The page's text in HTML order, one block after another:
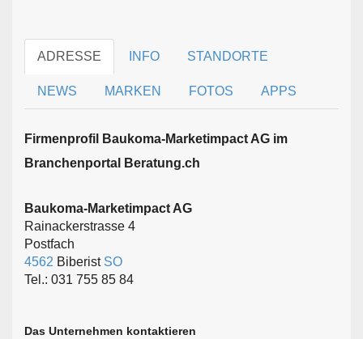
ADRESSE INFO STANDORTE
NEWS MARKEN FOTOS APPS
Firmen­profil Baukoma-Marketimpact AG im
Branchen­portal Beratung.ch
Baukoma-Marketimpact AG
Rainackerstrasse 4
Postfach
4562 Biberist SO
Tel.: 031 755 85 84
Das Unternehmen kontaktieren